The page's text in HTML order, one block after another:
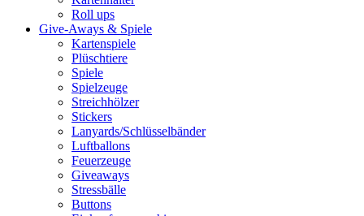
Roll ups
Give-Aways & Spiele
Kartenspiele
Plüschtiere
Spiele
Spielzeuge
Streichhölzer
Stickers
Lanyards/Schlüsselbänder
Luftballons
Feuerzeuge
Giveaways
Stressbälle
Buttons